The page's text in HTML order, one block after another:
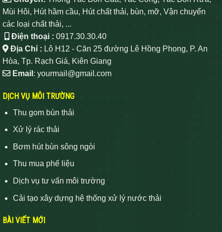
Mùi Hôi, Hút hầm cầu, Hút chất thải, bùn, mỡ, Vận chuyển
các loại chất thải, ...
Điện thoại : 0917.30.30.40
Địa Chỉ : Lô H12 - Căn 25 đường Lê Hồng Phong, P. An
Hòa, Tp. Rạch Giá, Kiên Giang
Email : yourmail@gmail.com
DỊCH VỤ MÔI TRƯỜNG
Thu gom bùn thải
Xử lý rác thải
Bơm hút bùn sông ngòi
Thu mua phế liệu
Dịch vụ tư vấn môi trường
Cải tạo xây dựng hệ thống xử lý nước thải
BÀI VIẾT MỚI